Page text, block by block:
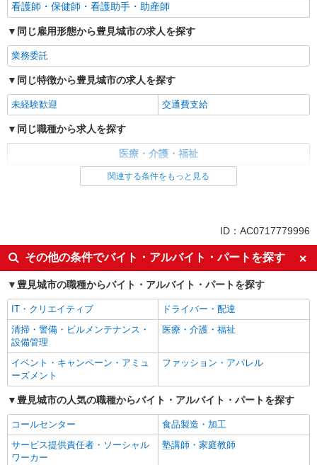
看護師・保健師・看護助手・助産師
同じ雇用形態から豊見城市の求人を探す
業務委託
同じ特徴から豊見城市の求人を探す
未経験歓迎 交通費支給
同じ職種から求人を探す
医療・介護・福祉
看護師・保健師・看護助手・助産師
関連する条件をもっと見る
ID：AC0717779996
その他の条件でバイト・アルバイト・パートを探す
豊見城市の職種からバイト・アルバイト・パートを探す
IT・クリエイティブ
ドライバー・配達
清掃・警備・ビルメンテナンス・
設備管理
医療・介護・福祉
イベント・キャンペーン・アミュ
ーズメント
ファッション・アパレル
豊見城市の人気の職種からバイト・アルバイト・パートを探す
コールセンター
食品製造・加工
サービス提供責任者・ソーシャル
ワーカー
塾講師・家庭教師